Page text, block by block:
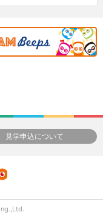
見学申込について